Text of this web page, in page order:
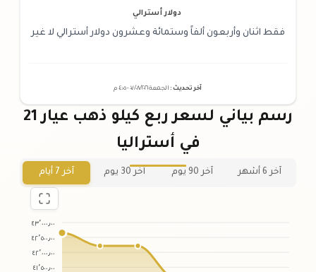
دولار أسترالي
فقط اثنان وأربعون ألفاً وستمائة وعشرون دولار أسترالي لا غير
آخر تحديث : الجمعة ٠٧ /٠٨/٢٠٢٦ - ٠٤:٠٥ م
رسم بياني لسعر ربع كيلو ذهب عيار 21
في أستراليا
آخر 6 أشهر آخر 90 يوم آخر 30 يوم آخر 7 أيام
٤٣٬٠٠٠٫٠٠
٤٢٬٥٠٠٫٠٠
٤٢٬٠٠٠٫٠٠
٤١٬٥٠٠٫٠٠